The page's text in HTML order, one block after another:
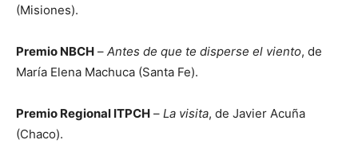
(Misiones).
Premio NBCH – Antes de que te disperse el viento, de
María Elena Machuca (Santa Fe).
Premio Regional ITPCH – La visita, de Javier Acuña
(Chaco).